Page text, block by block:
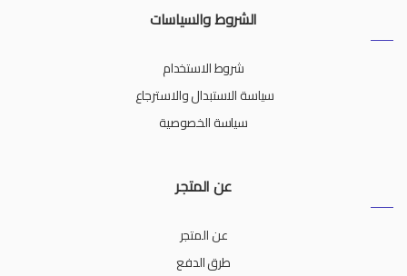
الشروط والسياسات
شروط الاستخدام
سياسة الاستبدال والاسترجاع
سياسة الخصوصية
عن المتجر
عن المتجر
طرق الدفع